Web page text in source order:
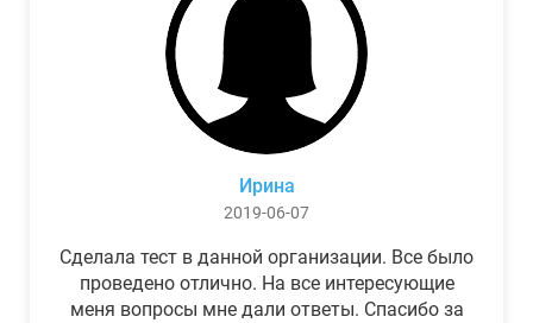
Ирина
2019-06-07
Сделала тест в данной организации. Все было
проведено отлично. На все интересующие
меня вопросы мне дали ответы. Спасибо за